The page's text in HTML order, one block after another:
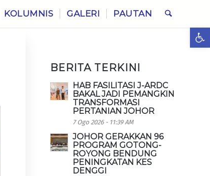
KOLUMNIS GALERI PAUTAN
BERITA TERKINI
HAB FASILITASI J-ARDC
BAKAL JADI PEMANGKIN
TRANSFORMASI
PERTANIAN JOHOR
7 Ogo 2026 - 11:39 AM
JOHOR GERAKKAN 96
PROGRAM GOTONG-
ROYONG BENDUNG
PENINGKATAN KES
DENGGI